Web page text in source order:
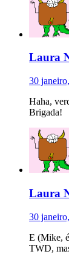
Laura
30
Haha,
Brigada!
Laura
30
E (Mike,
TWD,